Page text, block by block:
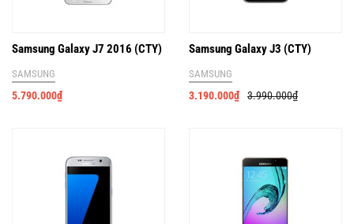
Samsung Galaxy J7 2016 (CTY)
SAMSUNG
5.790.000₫
Samsung Galaxy J3 (CTY)
SAMSUNG
3.190.000₫ 3.990.000₫